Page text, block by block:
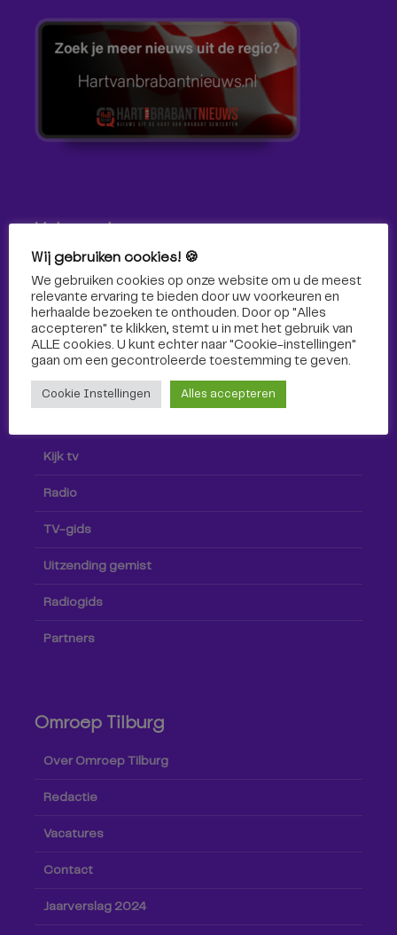
Volg ons!
Volg Omroep Tilburg niet alleen hier, maar ook via social
media!
Kijk tv
Radio
TV-gids
Uitzending gemist
Radiogids
Partners
Omroep Tilburg
Over Omroep Tilburg
Redactie
Vacatures
Contact
Jaarverslag 2024
Wij gebruiken cookies! 🍪
We gebruiken cookies op onze website om u de meest
relevante ervaring te bieden door uw voorkeuren en
herhaalde bezoeken te onthouden. Door op "Alles
accepteren" te klikken, stemt u in met het gebruik van
ALLE cookies. U kunt echter naar "Cookie-instellingen"
gaan om een ​​gecontroleerde toestemming te geven.
Cookie Instellingen Alles accepteren